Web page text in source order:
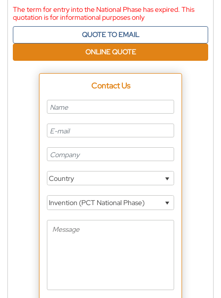
The term for entry into the National Phase has expired. This
quotation is for informational purposes only
QUOTE TO EMAIL
ONLINE QUOTE
Contact Us
Country
Invention (PCT National Phase)